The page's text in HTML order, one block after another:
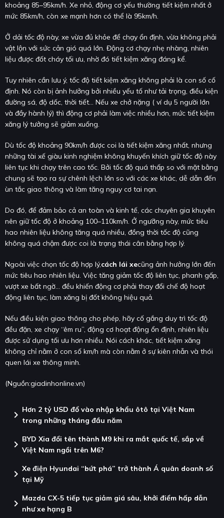
khoảng 85–95km/h. Xe nhỏ, động cơ yếu thường tiết kiệm nhất ở
mức 85km/h, còn xe mạnh hơn có thể là 95km/h.
Ở dải tốc độ này, xe vừa đủ khỏe để chạy ổn định, vừa không phải
vật lộn với sức cản gió quá lớn. Động cơ chạy nhẹ nhàng, nhiên
liệu được đốt cháy tối ưu, nhờ đó tiết kiệm xăng đáng kể.
Tuy nhiên cần lưu ý, tốc độ tiết kiệm xăng không phải là con số cố
định. Nó còn bị ảnh hưởng bởi nhiều yếu tố như tải trọng, điều kiện
đường sá, độ dốc, thời tiết… Nếu xe chở nặng ( ví dụ 5 người lớn
và đầy hành lý) thì động cơ phải làm việc nhiều hơn, mức tiết kiệm
xăng lý tưởng sẽ giảm xuống.
Dù tốc độ khoảng 90km/h được coi là tiết kiệm xăng nhất, nhưng
những tài xế giàu kinh nghiệm không khuyến khích giữ tốc độ này
liên tục khi chạy trên cao tốc. Bởi tốc độ quá thấp so với mặt bằng
chung sẽ tạo ra sự chênh lệch lớn so với các xe khác, dễ dẫn đến
ùn tắc giao thông và làm tăng nguy cơ tai nạn.
Do đó, để đảm bảo cả an toàn và kinh tế, các chuyên gia khuyên
nên giữ tốc độ ở khoảng 100–110km/h. Ở ngưỡng này, mức tiêu
hao nhiên liệu không tăng quá nhiều, đồng thời tốc độ cũng
không quá chậm được coi là trạng thái cân bằng hợp lý.
Ngoài việc chọn tốc độ hợp lý,cách lái xecũng ảnh hưởng lớn đến
mức tiêu hao nhiên liệu. Việc tăng giảm tốc độ liên tục, phanh gấp,
vượt xe bất ngờ… đều khiến động cơ phải thay đổi chế độ hoạt
động liên tục, làm xăng bị đốt không hiệu quả.
Nếu điều kiện giao thông cho phép, hãy cố gắng duy trì tốc độ
đều đặn, xe chạy “êm ru”, động cơ hoạt động ổn định, nhiên liệu
được sử dụng tối ưu hơn nhiều. Nói cách khác, tiết kiệm xăng
không chỉ nằm ở con số km/h mà còn nằm ở sự kiên nhẫn và thói
quen lái xe thông minh.
(Nguồn:giadinhonline.vn)
chevron_right Hơn 2 tỷ USD đổ vào nhập khẩu ôtô tại Việt Nam
trong những tháng đầu năm
chevron_right BYD Xia đổi tên thành M9 khi ra mắt quốc tế, sắp về
Việt Nam ngồi trên M6?
chevron_right Xe điện Hyundai “bứt phá” trở thành Á quân doanh số
tại Mỹ
chevron_right Mazda CX-5 tiếp tục giảm giá sâu, khởi điểm hấp dẫn
như xe hạng B